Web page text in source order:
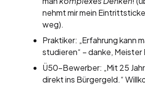
nehmt mir mein
weg).
Praktiker: „Erfahrung kann
studieren“ – danke, Meister
Ü50-Bewerber: „Mit 25
direkt ins Bürgergeld.“